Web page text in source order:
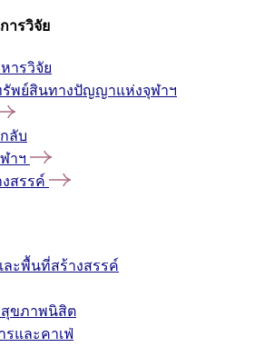
ารวิจัย
ารวิจัย
พย์สินทางปัญญาแห่งจุฬาฯ
ลับ
าฯ
สรรค์
ะพื้นที่สร้างสรรค์
ขภาพนิสิต
รและคาเฟ่